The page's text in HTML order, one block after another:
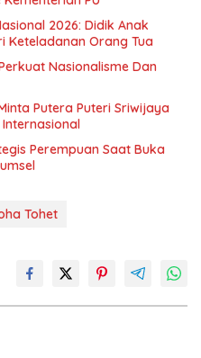
2026: Didik Anak
Keteladanan Orang Tua
Nasionalisme Dan
Putera Puteri Sriwijaya
Perempuan Saat Buka
Tohet